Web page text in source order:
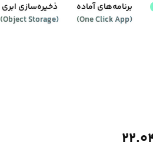
ذخیره‌سازی ابری
(
Object Storage
)
برنامه‌های آماده
(
One Click App
)